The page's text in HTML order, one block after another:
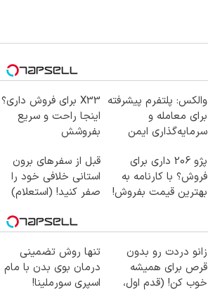
والکس: پلتفرم پیشرفته
برای معامله و
سرمایه‌گذاری ایمن
X33 برای فروش داری؟
اینجا راحت و سریع
بفروشش
پژو 206 داری برای
فروش؟ با کارنامه به
بهترین قیمت بفروش!
قبل از سفرهای برون
استانی خلافی خود را
صفر کنید! (استعلام)
زانو دردت رو بدون
قرص برای همیشه
خوب کن! (قدم اول،
تنها روش تضمینی
درمان بوی بدن با مام
اسپری سورملینا!